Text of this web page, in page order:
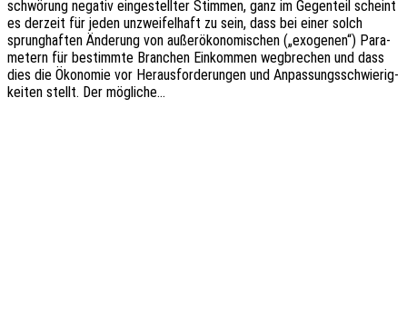
schwö­rung nega­tiv einge­stell­ter Stim­men, ganz im Gegen­teil scheint
es derzeit für jeden unzwei­fel­haft zu sein, dass bei einer solch
sprung­haf­ten Ände­rung von außer­öko­no­mi­schen („exoge­nen“) Para­
me­tern für bestimm­te Bran­chen Einkom­men wegbre­chen und dass
dies die Ökono­mie vor Heraus­for­de­run­gen und Anpas­sungs­schwie­rig­
kei­ten stellt. Der mögliche…